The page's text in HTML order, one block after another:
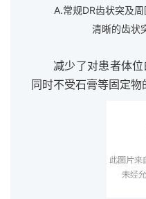
A.常规DR齿状突及
清晰的齿状
减少了对患者体位
同时不受石膏等固定物